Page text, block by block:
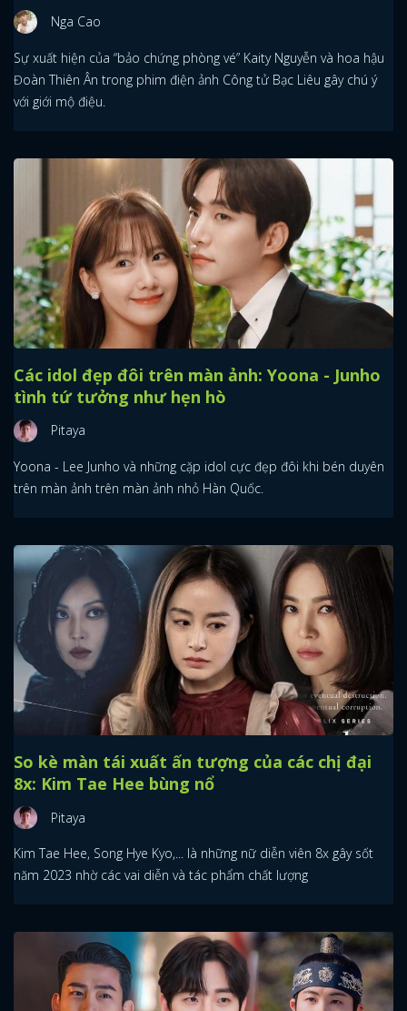
Nga Cao
Sự xuất hiện của “bảo chứng phòng vé” Kaity Nguyễn và hoa hậu
Đoàn Thiên Ân trong phim điện ảnh Công tử Bạc Liêu gây chú ý
với giới mộ điệu.
Các idol đẹp đôi trên màn ảnh: Yoona - Junho
tình tứ tưởng như hẹn hò
Pitaya
Yoona - Lee Junho và những cặp idol cực đẹp đôi khi bén duyên
trên màn ảnh trên màn ảnh nhỏ Hàn Quốc.
So kè màn tái xuất ấn tượng của các chị đại
8x: Kim Tae Hee bùng nổ
Pitaya
Kim Tae Hee, Song Hye Kyo,... là những nữ diễn viên 8x gây sốt
năm 2023 nhờ các vai diễn và tác phẩm chất lượng